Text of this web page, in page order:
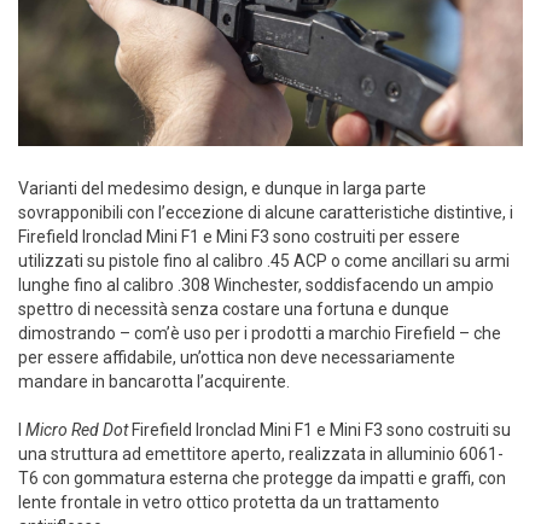
Varianti del medesimo design, e dunque in larga parte
sovrapponibili con l’eccezione di alcune caratteristiche distintive, i
Firefield Ironclad Mini F1 e Mini F3 sono costruiti per essere
utilizzati su pistole fino al calibro .45 ACP o come ancillari su armi
lunghe fino al calibro .308 Winchester, soddisfacendo un ampio
spettro di necessità senza costare una fortuna e dunque
dimostrando – com’è uso per i prodotti a marchio Firefield – che
per essere affidabile, un’ottica non deve necessariamente
mandare in bancarotta l’acquirente.
Micro Red DotFirefield Ironclad Mini F1 e Mini F3 sono costruiti su
una struttura ad emettitore aperto, realizzata in alluminio 6061-
T6 con gommatura esterna che protegge da impatti e graffi, con
lente frontale in vetro ottico protetta da un trattamento